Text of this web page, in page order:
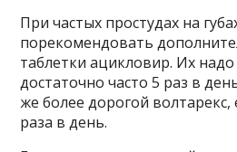
При частых простудах на
порекомендовать
таблетки ацикловир. Их
достаточно часто 5 раз в
же более дорогой
раза в день.